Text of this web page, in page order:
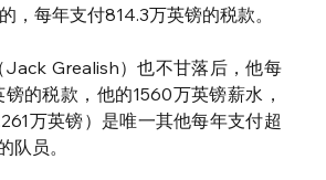
，每年支付814.3万英镑的税款。
Jack Grealish）也不甘落后，他每
镑的税款，他的1560万英镑薪水，
万英镑）是唯一其他每年支付超
队员。